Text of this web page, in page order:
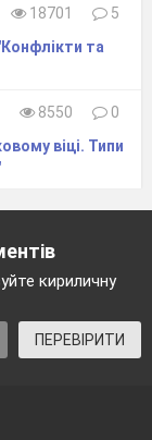
18701
5
та
8550
0
віці. Типи
кириличну
ПЕРЕВІРИТИ